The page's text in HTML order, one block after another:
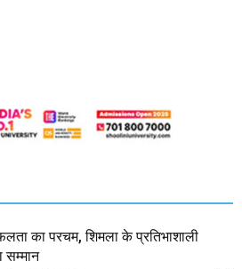
का परचम, शिमला के प्रतिभाशाली
सम्मान